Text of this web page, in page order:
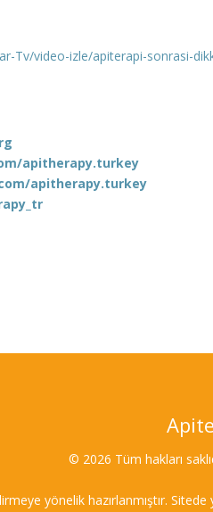
Tv/video-izle/apiterapi-sonrasi-
apitherapy.turkey
apitherapy.turkey
© 2026 Tüm hakları
yönelik hazırlanmıştır.